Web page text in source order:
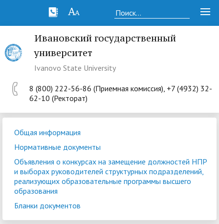
Ивановский государственный
университет
Ivanovo State University
8 (800) 222-56-86 (Приемная комиссия), +7 (4932) 32-
62-10 (Ректорат)
Общая информация
Нормативные документы
Объявления о конкурсах на замещение должностей НПР
и выборах руководителей структурных подразделений,
реализующих образовательные программы высшего
образования
Бланки документов